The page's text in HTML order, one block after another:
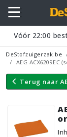
Vóór 22:00
DeStofzuigerzak.be
AEG
Terug naar